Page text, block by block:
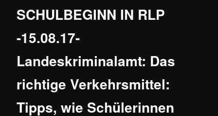
SCHULBEGINN IN RLP
-15.08.17-
Landeskriminalamt: Das
richtige Verkehrsmittel:
Tipps, wie Schülerinnen